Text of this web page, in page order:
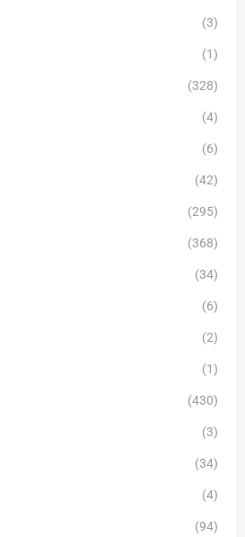
(3)
(1)
(328)
(4)
(6)
(42)
(295)
(368)
(34)
(6)
(2)
(1)
(430)
(3)
(34)
(4)
(94)